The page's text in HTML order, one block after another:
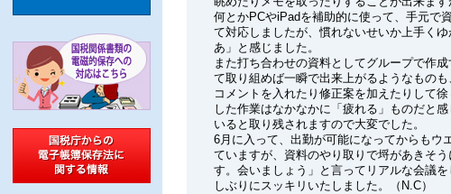
何とかPCやiPadを補助的に使って、手元で
て対応しましたが、慣れないせいか上手く
あ」と感じました。
また打ち合わせの資料としてグループで作
て取り組めば一瞬で出来上がるようなものも
コメントを入れたり修正案を加えたりして
した作業はなかなかに「疲れる」ものだと
いると取り残されますので大変でした。
6月に入って、出勤が可能になってからもウ
ていますが、資料のやり取りで埒があきそ
す。会いましょう」と言ってリアルな会議
しぶりにスッキリいたしました。（N.C）